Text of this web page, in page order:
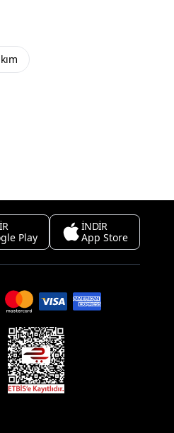
Play
İNDİR
App Store